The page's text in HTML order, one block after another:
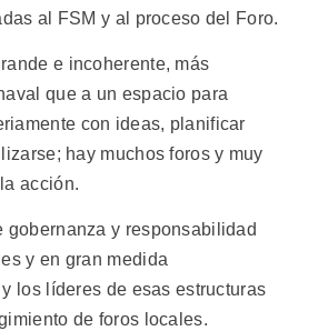
al FSM y al proceso del Foro.
e incoherente, más
que a un espacio para
con ideas, planificar
hay muchos foros y muy
acción.
gobernanza y responsabilidad
y en gran medida
los líderes de esas estructuras
de foros locales.